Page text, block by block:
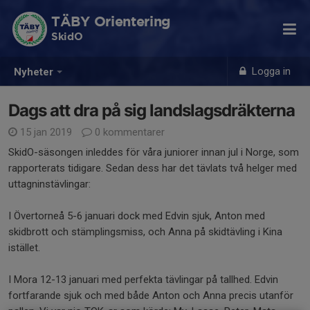
Nyheter Logga in
TÄBY Orientering
SkidO
Dags att dra på sig landslagsdräkterna
15 jan 2019
0 kommentarer
SkidO-säsongen inleddes för våra juniorer innan jul i Norge, som
rapporterats tidigare. Sedan dess har det tävlats två helger med
uttagninstävlingar:
I Övertorneå 5-6 januari dock med Edvin sjuk, Anton med
skidbrott och stämplingsmiss, och Anna på skidtävling i Kina
istället.
I Mora 12-13 januari med perfekta tävlingar på tallhed. Edvin
fortfarande sjuk och med både Anton och Anna precis utanför